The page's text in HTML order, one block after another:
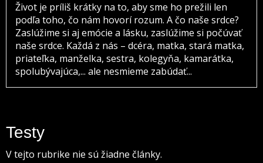
Život je príliš krátky na to, aby sme ho prežili len
podľa toho, čo nám hovorí rozum. A čo naše srdce?
Zaslúžime si aj emócie a lásku, zaslúžime si počúvať
naše srdce. Každá z nás – dcéra, matka, stará matka,
priateľka, manželka, sestra, kolegyňa, kamarátka,
spolubývajúca,... ale nesmieme zabúdať...
Testy
V tejto rubrike nie sú žiadne články.